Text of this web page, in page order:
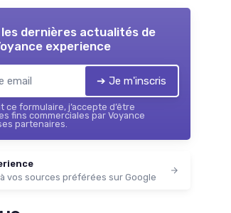
dernières actualités de
experience
➔ Je m'inscris
ce formulaire, j’accepte d’être
fins commerciales par Voyance
partenaires.
vos sources préférées sur Google